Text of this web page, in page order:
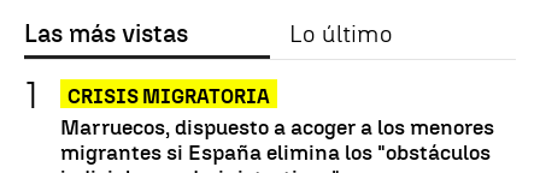
Las más vistas Lo último
CRISIS MIGRATORIA
Marruecos, dispuesto a acoger a los menores
migrantes si España elimina los "obstáculos